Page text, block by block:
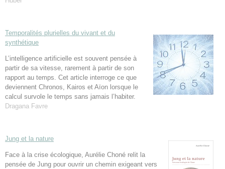
Temporalités plurielles du vivant et du
synthétique
L’intelligence artificielle est souvent pensée à
partir de sa vitesse, rarement à partir de son
rapport au temps. Cet article interroge ce que
deviennent Chronos, Kairos et Aïon lorsque le
calcul survole le temps sans jamais l’habiter.
Dragana Favre
Jung et la nature
Face à la crise écologique, Aurélie Choné relit la
pensée de Jung pour ouvrir un chemin exigeant vers